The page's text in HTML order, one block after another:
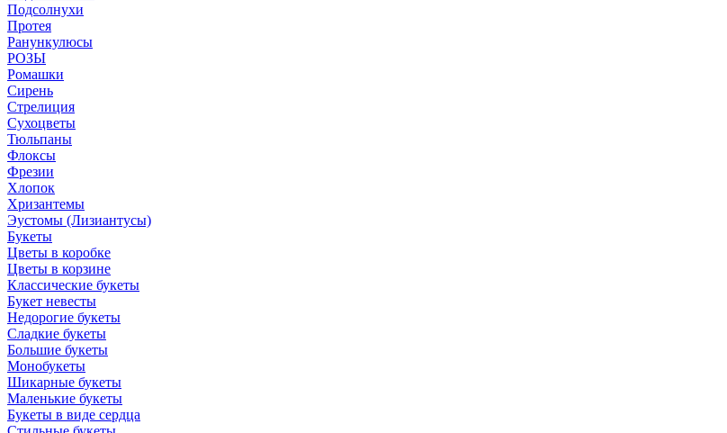
Подсолнухи
Протея
Ранункулюсы
РОЗЫ
Ромашки
Сирень
Стрелиция
Сухоцветы
Тюльпаны
Флоксы
Фрезии
Хлопок
Хризантемы
Эустомы (Лизиантусы)
Букеты
Цветы в коробке
Цветы в корзине
Классические букеты
Букет невесты
Недорогие букеты
Сладкие букеты
Большие букеты
Монобукеты
Шикарные букеты
Маленькие букеты
Букеты в виде сердца